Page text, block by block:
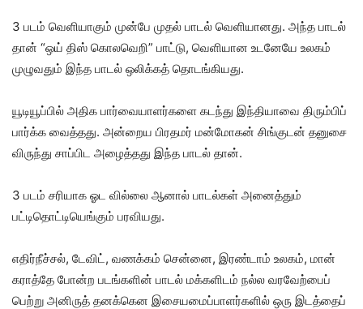
3 படம் வெளியாகும் முன்பே முதல் பாடல் வெளியானது. அந்த பாடல்
தான் “ஒய் திஸ் கொலவெறி” பாட்டு, வெளியான உடனேயே உலகம்
முழுவதும் இந்த பாடல் ஒலிக்கத் தொடங்கியது.
யூடியூப்பில் அதிக பார்வையாளர்களை கடந்து இந்தியாவை திரும்பிப்
பார்க்க வைத்தது. அன்றைய பிரதமர் மன்மோகன் சிங்குடன் தனுசை
விருந்து சாப்பிட அழைத்தது இந்த பாடல் தான்.
3 படம் சரியாக ஓட வில்லை ஆனால் பாடல்கள் அனைத்தும்
பட்டிதொட்டியெங்கும் பரவியது.
எதிர்நீச்சல், டேவிட், வணக்கம் சென்னை, இரண்டாம் உலகம், மான்
கராத்தே போன்ற படங்களின் பாடல் மக்களிடம் நல்ல வரவேற்பைப்
பெற்று அனிருத் தனக்கென இசையமைப்பாளர்களில் ஒரு இடத்தைப்